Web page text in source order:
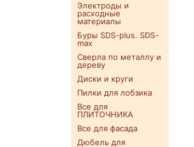
Электроды и
расходные
материалы
Буры SDS-plus. SDS-
max
Сверла по металлу и
дереву
Диски и круги
Пилки для лобзика
Все для
ПЛИТОЧНИКА
Все для фасада
Дюбель для